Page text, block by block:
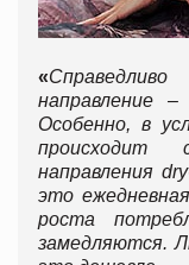
«
направление
Особенно, в
происходит
направления
это
роста
замедляются.